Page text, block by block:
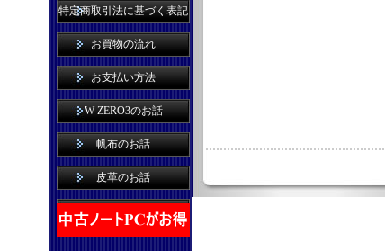
特定商取引法に基づく表記
お買物の流れ
お支払い方法
W-ZERO3のお話
帆布のお話
皮革のお話